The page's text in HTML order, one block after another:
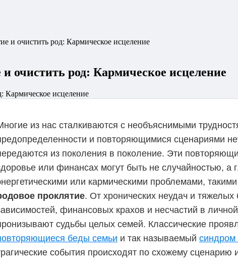
и очистить род: Кармическое исцеление
очистить род: Кармическое исцеление
из нас сталкиваются с необъяснимыми
и повторяющимися сценариями
из поколения в поколение. Эти
или финансах могут быть не случайностью, а
или кармическими проблемами, такими
проклятие. От хронических неудач и тяжелых
финансовых крахов и несчастий в
судьбы целых семей. Классические
беды семьи и так называемый
события происходят по схожему